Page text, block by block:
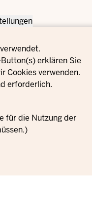
erklären Sie
Cookies verwenden.
erforderlich.
für die Nutzung der